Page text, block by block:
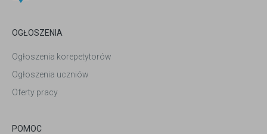
OGŁOSZENIA
Ogłoszenia korepetytorów
Ogłoszenia uczniów
Oferty pracy
POMOC